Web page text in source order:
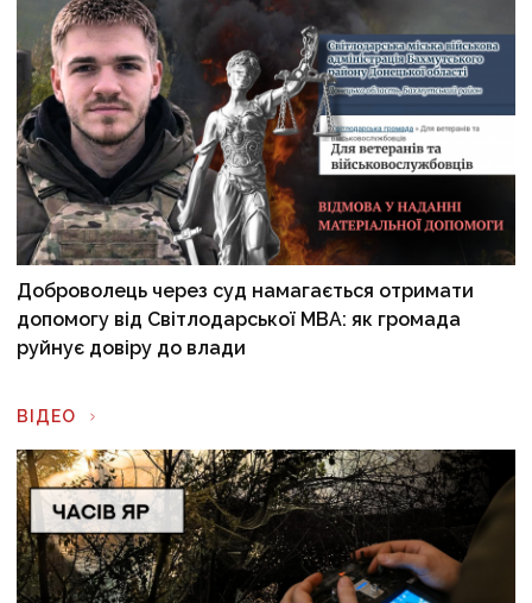
Доброволець через суд намагається отримати
допомогу від Світлодарської МВА: як громада
руйнує довіру до влади
ВІДЕО